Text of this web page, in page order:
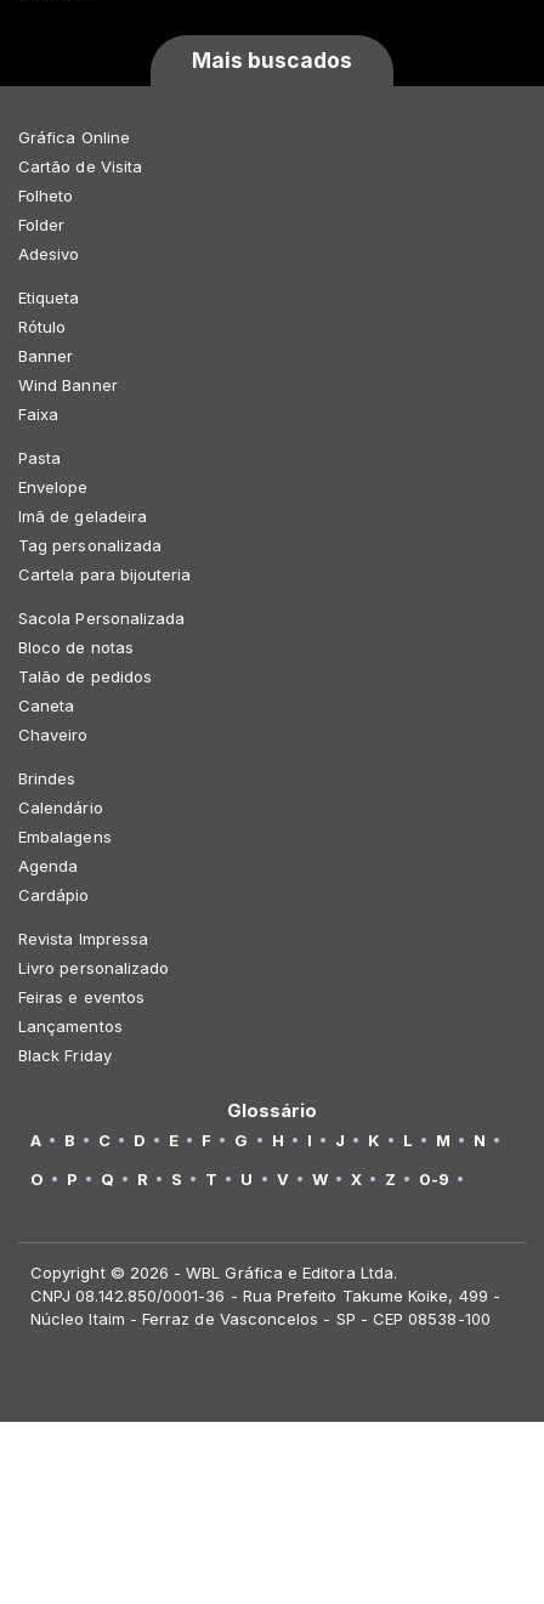
Mais buscados
Gráfica Online
Cartão de Visita
Folheto
Folder
Adesivo
Etiqueta
Rótulo
Banner
Wind Banner
Faixa
Pasta
Envelope
Imã de geladeira
Tag personalizada
Cartela para bijouteria
Sacola Personalizada
Bloco de notas
Talão de pedidos
Caneta
Chaveiro
Brindes
Calendário
Embalagens
Agenda
Cardápio
Revista Impressa
Livro personalizado
Feiras e eventos
Lançamentos
Black Friday
Glossário
A B C D E F G H I J K L M
N
O
P Q R S T U V W X Z 0-9
Copyright © 2026 - WBL Gráfica e Editora Ltda.
CNPJ 08.142.850/0001-36 - Rua Prefeito Takume Koike, 499 -
Núcleo Itaim - Ferraz de Vasconcelos - SP - CEP 08538-100